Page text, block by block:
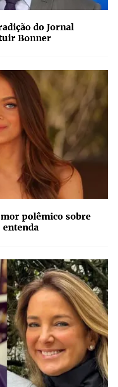
do Jornal
Bonner
polêmico sobre